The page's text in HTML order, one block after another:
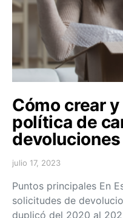
Cómo crear
política de
devoluciones
julio 17, 2023
Puntos principales En
solicitudes de
duplicó del 2020 al